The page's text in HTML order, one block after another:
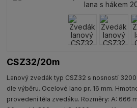
CSZ32/20m
Lanový zvedák typ CSZ32 s nosností
dle výběru. Ocelové lano pr. 16 mm.
provedení těla zvedáku. Rozměry: A: 666